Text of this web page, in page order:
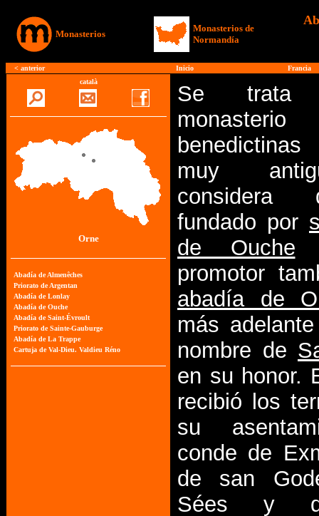
Monasterios
Monasterios de
Normandía
< anterior Inicio
Francia
català
Orne
Se
muy
fundado por
de Ouche
promotor
abadía de
más
nombre de
en su honor.
recibió los
su
conde de
de san
Sées y